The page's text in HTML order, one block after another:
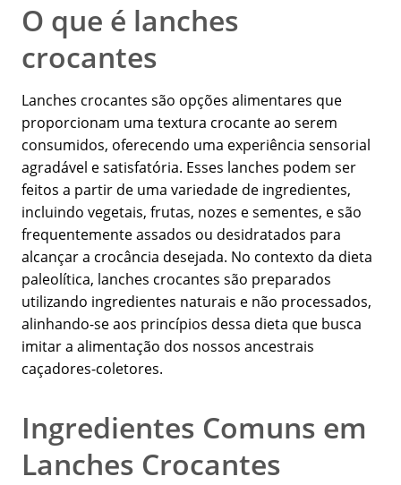
O que é lanches
crocantes
Lanches crocantes são opções alimentares que
proporcionam uma textura crocante ao serem
consumidos, oferecendo uma experiência sensorial
agradável e satisfatória. Esses lanches podem ser
feitos a partir de uma variedade de ingredientes,
incluindo vegetais, frutas, nozes e sementes, e são
frequentemente assados ou desidratados para
alcançar a crocância desejada. No contexto da dieta
paleolítica, lanches crocantes são preparados
utilizando ingredientes naturais e não processados,
alinhando-se aos princípios dessa dieta que busca
imitar a alimentação dos nossos ancestrais
caçadores-coletores.
Ingredientes Comuns em
Lanches Crocantes